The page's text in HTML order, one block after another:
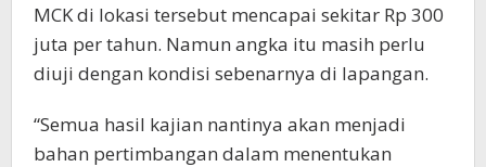
MCK di lokasi tersebut mencapai sekitar Rp 300
juta per tahun. Namun angka itu masih perlu
diuji dengan kondisi sebenarnya di lapangan.
“Semua hasil kajian nantinya akan menjadi
bahan pertimbangan dalam menentukan